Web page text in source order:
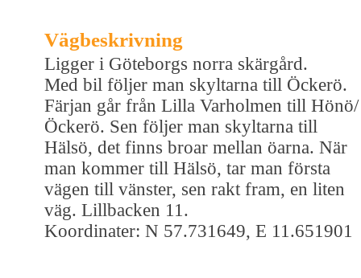
Vägbeskrivning
Ligger i Göteborgs norra skärgård.
Med bil följer man skyltarna till Öckerö.
Färjan går från Lilla Varholmen till Hönö/
Öckerö. Sen följer man skyltarna till
Hälsö, det finns broar mellan öarna. När
man kommer till Hälsö, tar man första
vägen till vänster, sen rakt fram, en liten
väg. Lillbacken 11.
Koordinater: N 57.731649, E 11.651901